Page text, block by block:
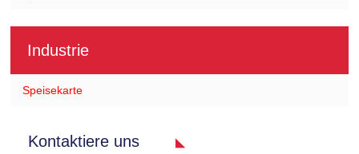
Industrie
Speisekarte
Kontaktiere uns